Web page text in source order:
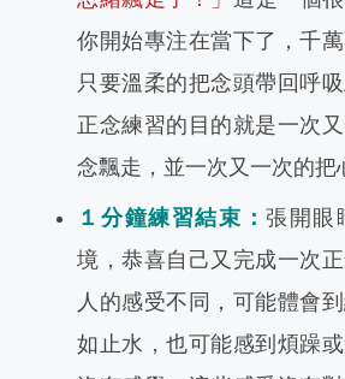
你開始專注在當下了，千萬
只要溫柔的把念頭帶回呼吸
正念練習的目的就是一次
念飄走，並一次又一次的把
１分鐘練習結束：張開眼
境，恭喜自己又完成一次正
人的感受不同，可能體會
如止水，也可能感到煩躁